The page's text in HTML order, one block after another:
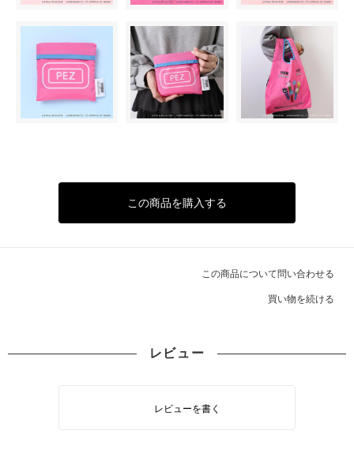
この商品を購入する
この商品について問い合わせる
買い物を続ける
レビュー
レビューを書く